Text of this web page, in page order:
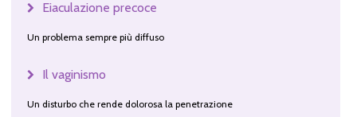
Eiaculazione precoce
Un problema sempre più diffuso
Il vaginismo
Un disturbo che rende dolorosa la penetrazione